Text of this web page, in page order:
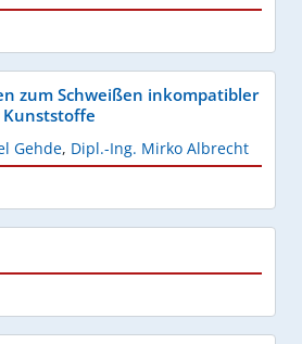
zum Schweißen inkompatibler
Gehde, Dipl.-Ing. Mirko Albrecht